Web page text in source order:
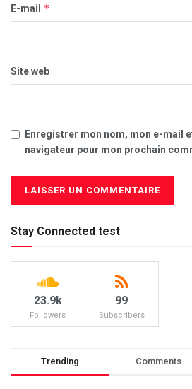
E-mail *
Site web
Enregistrer mon nom, mon e-mail
navigateur pour mon prochain
Stay Connected test
23.9k
Followers
99
Subscribers
Trending Comments